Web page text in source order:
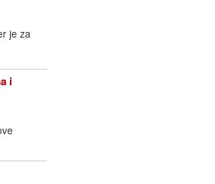
je za
i